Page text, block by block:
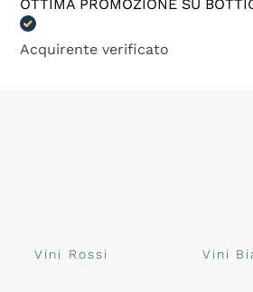
OTTIMA PROMOZIONE SU
Acquirente verificato
Vini Rossi Vini